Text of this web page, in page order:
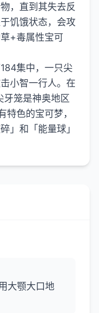
，直到其失去反
饥饿状态，会攻
+毒属性宝可
集中，一只尖
小智一行人。在
牙笼是神奥地区
色的宝可梦，
」和「能量球」
大颚大口地